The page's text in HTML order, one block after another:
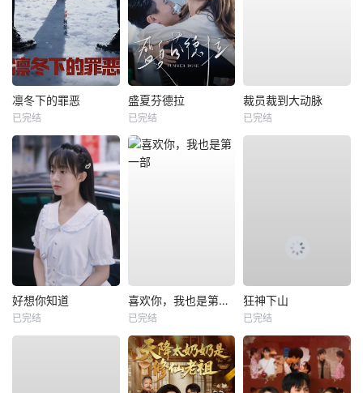
凛冬下的罪恶
已完结
盛夏芬德拉
已完结
裁员裁到大动脉
已完结
好想你知道
已完结
喜欢你，我也是第一部
已完结
狂神下山
已完结